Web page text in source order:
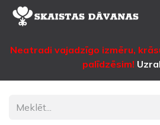
Pāriet pie satura
Neatradi vajadzīgo izmēru,
palīdzēsim!